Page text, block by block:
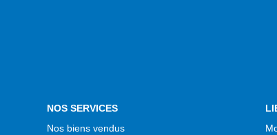
NOS SERVICES
Nos biens vendus